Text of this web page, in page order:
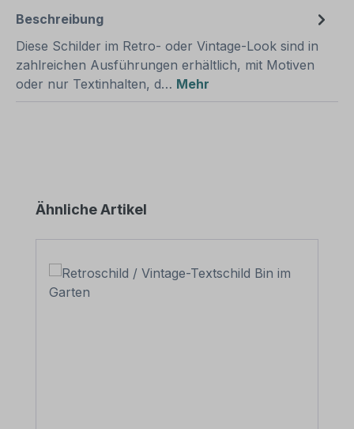
Beschreibung
Diese Schilder im Retro- oder Vintage-Look sind in
zahlreichen Ausführungen erhältlich, mit Motiven
oder nur Textinhalten, d… Mehr
Produktgalerie überspringen
Ähnliche Artikel